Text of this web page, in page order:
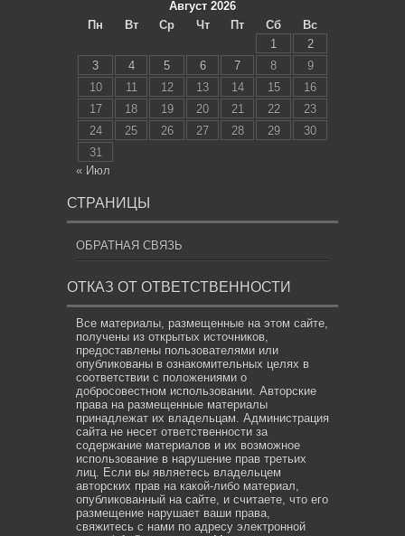
Август 2026
Пн
Вт Ср Чт Пт Сб
Вс
1
2
3
4 5 6 7 8
9
10
11 12 13 14 15
16
17
18 19 20 21 22
23
24
25 26 27 28 29
30
31
« Июл
СТРАНИЦЫ
ОБРАТНАЯ СВЯЗЬ
ОТКАЗ ОТ ОТВЕТСТВЕННОСТИ
Все материалы, размещенные на этом сайте,
получены из открытых источников,
предоставлены пользователями или
опубликованы в ознакомительных целях в
соответствии с положениями о
добросовестном использовании. Авторские
права на размещенные материалы
принадлежат их владельцам. Администрация
сайта не несет ответственности за
содержание материалов и их возможное
использование в нарушение прав третьих
лиц. Если вы являетесь владельцем
авторских прав на какой-либо материал,
опубликованный на сайте, и считаете, что его
размещение нарушает ваши права,
свяжитесь с нами по адресу электронной